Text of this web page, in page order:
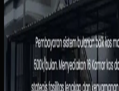
jelas, alur pemesanan yang
pengelolaan penghuni serta
melihat status sewa dengan
penghuni tidak perlu
informasi dasar.
Baca studi kasus